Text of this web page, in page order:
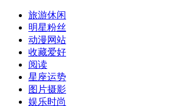
旅游休闲
明星粉丝
动漫网站
收藏爱好
阅读
星座运势
图片摄影
娱乐时尚